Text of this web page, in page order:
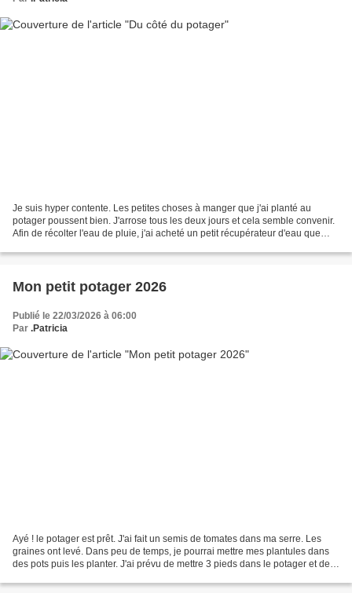
Je suis hyper contente. Les petites choses à manger que j'ai planté au
potager poussent bien. J'arrose tous les deux jours et cela semble convenir.
Afin de récolter l'eau de pluie, j'ai acheté un petit récupérateur d'eau que
Mon petit potager 2026
Publié le 22/03/2026 à 06:00
Par .Patricia
Ayé ! le potager est prêt. J'ai fait un semis de tomates dans ma serre. Les
graines ont levé. Dans peu de temps, je pourrai mettre mes plantules dans
des pots puis les planter. J'ai prévu de mettre 3 pieds dans le potager et de